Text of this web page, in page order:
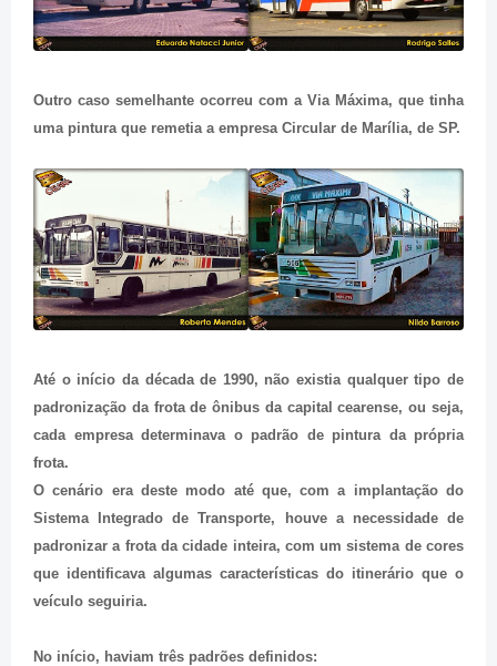
Outro caso semelhante ocorreu com a Via Máxima, que tinha
uma pintura que remetia a empresa Circular de Marília, de SP.
Até o início da década de 1990, não existia qualquer tipo de
padronização da frota de ônibus da capital cearense, ou seja,
cada empresa determinava o padrão de pintura da própria
frota.
O cenário era deste modo até que, com a implantação do
Sistema Integrado de Transporte, houve a necessidade de
padronizar a frota da cidade inteira, com um sistema de cores
que identificava algumas características do itinerário que o
veículo seguiria.
No início, haviam três padrões definidos: